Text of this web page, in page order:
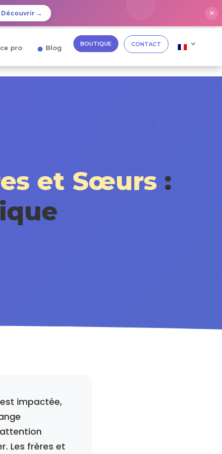
Découvrir → ✕
pro Blog BOUTIQUE CONTACT
et Sœurs :
impactée,
Les frères et